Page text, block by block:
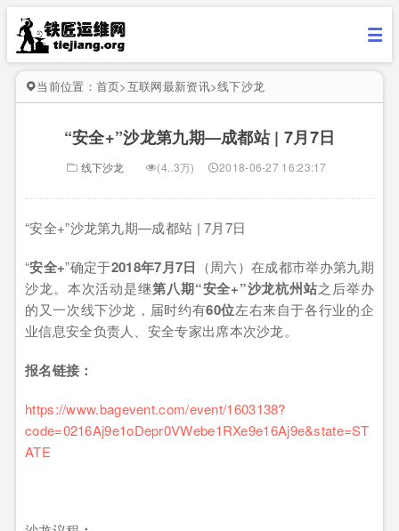
当前位置： 首页>互联网最新资讯>线下沙龙
“安全+”沙龙第九期—成都站 | 7月7日
线下沙龙 (4..3万) 2018-06-27 16:23:17
“安全+”沙龙第九期—成都站 | 7月7日
“安全+”确定于2018年7月7日 （周六）在成都市举办第九期
沙龙。本次活动是继第八期“安全+”沙龙杭州站之后举办
的又一次线下沙龙，届时约有60位左右来自于各行业的企
业信息安全负责人、安全专家出席本次沙龙。
报名链接：
https://www.bagevent.com/event/1603138?
code=0216Aj9e1oDepr0VWebe1RXe9e16Aj9e&state=ST
ATE